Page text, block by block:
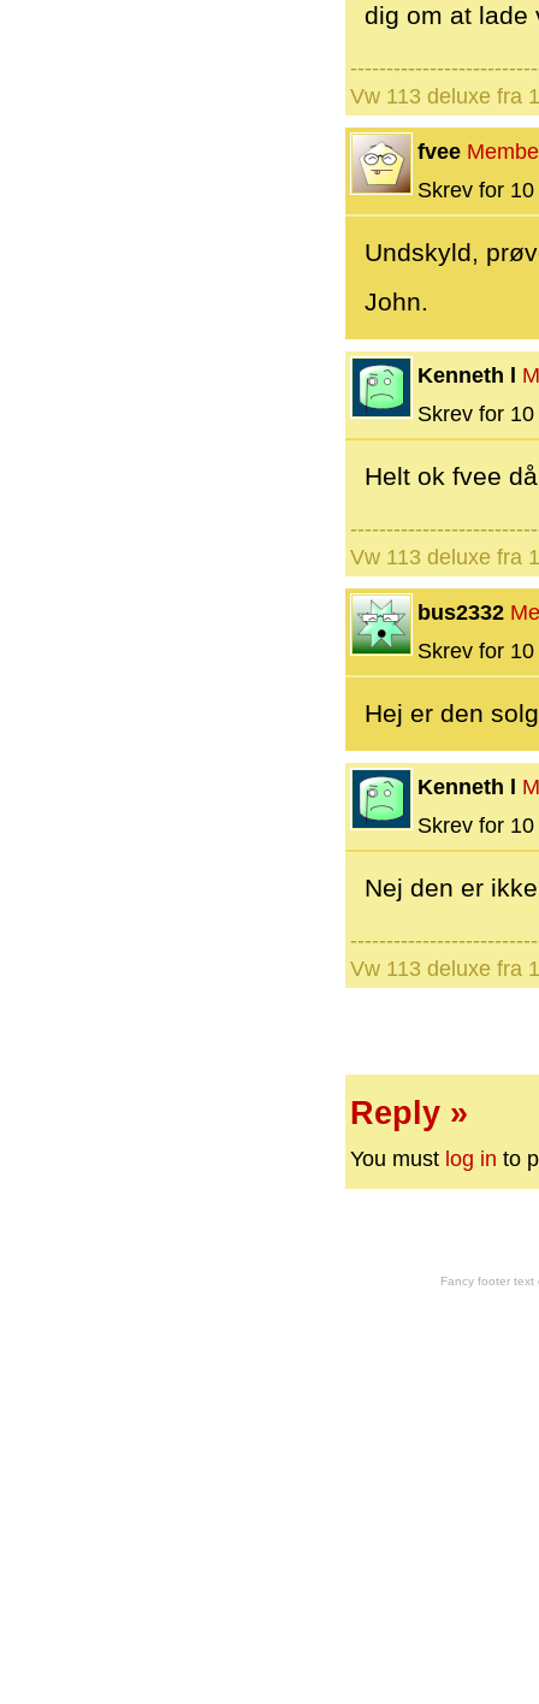
dig om at
Vw 113 deluxe fra
fvee
Skrev for
Undskyld,
John.
Kenneth l
Skrev for
Helt ok fvee
Vw 113 deluxe fra
bus2332
Skrev for
Hej er den
Kenneth l
Skrev for
Nej den er
Vw 113 deluxe fra
Reply »
You must log in to
Fancy footer